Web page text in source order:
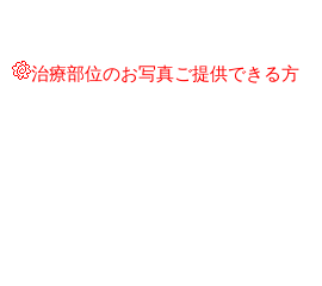
治療部位のお写真ご提供できる方